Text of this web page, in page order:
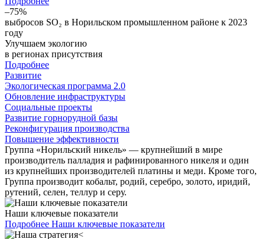
–75%
выбросов SO₂ в Норильском промышленном районе к 2023
году
Улучшаем экологию
в регионах присутствия
Подробнее
Развитие
Экологическая программа 2.0
Обновление инфраструктуры
Социальные проекты
Развитие горнорудной базы
Реконфигурация производства
Повышение эффективности
Группа «Норильский никель» — крупнейший в мире
производитель палладия и рафинированного никеля и один
из крупнейших производителей платины и меди. Кроме того,
Группа производит кобальт, родий, серебро, золото, иридий,
рутений, селен, теллур и серу.
Наши ключевые показатели
Подробнее Наши ключевые показатели